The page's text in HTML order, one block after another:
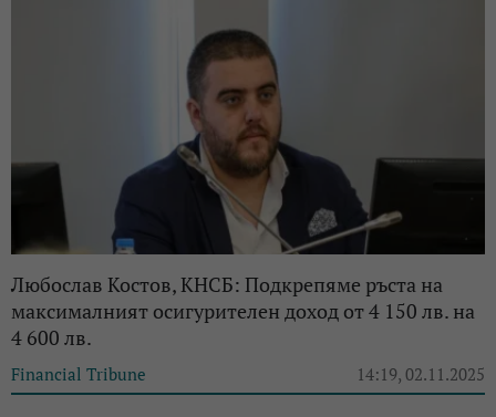
Любослав Костов, КНСБ: Подкрепяме ръста на
максималният осигурителен доход от 4 150 лв. на
4 600 лв.
Financial Tribune 14:19, 02.11.2025